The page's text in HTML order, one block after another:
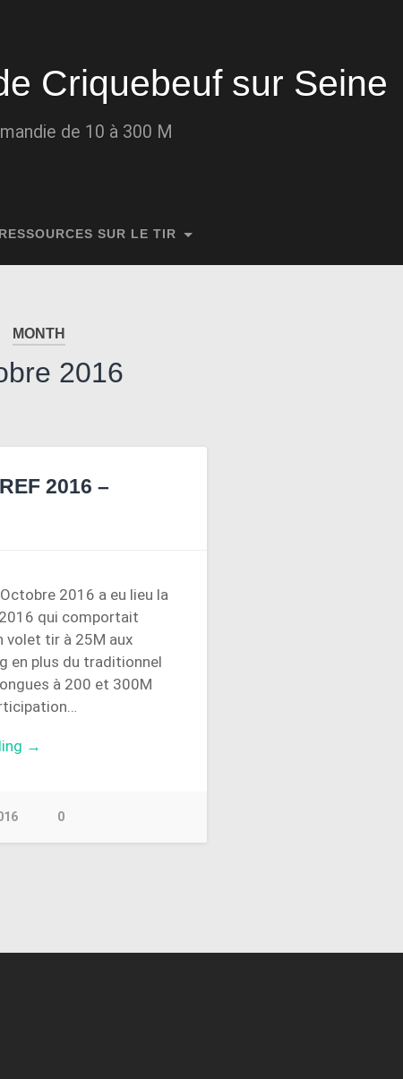
Criquebeuf sur Seine
de 10 à 300 M
RESSOURCES SUR LE TIR
MONTH
2016
2016 –
2016 a eu lieu la
2016 qui comportait
volet tir à 25M aux
en plus du traditionnel
à 200 et 300M
→
0